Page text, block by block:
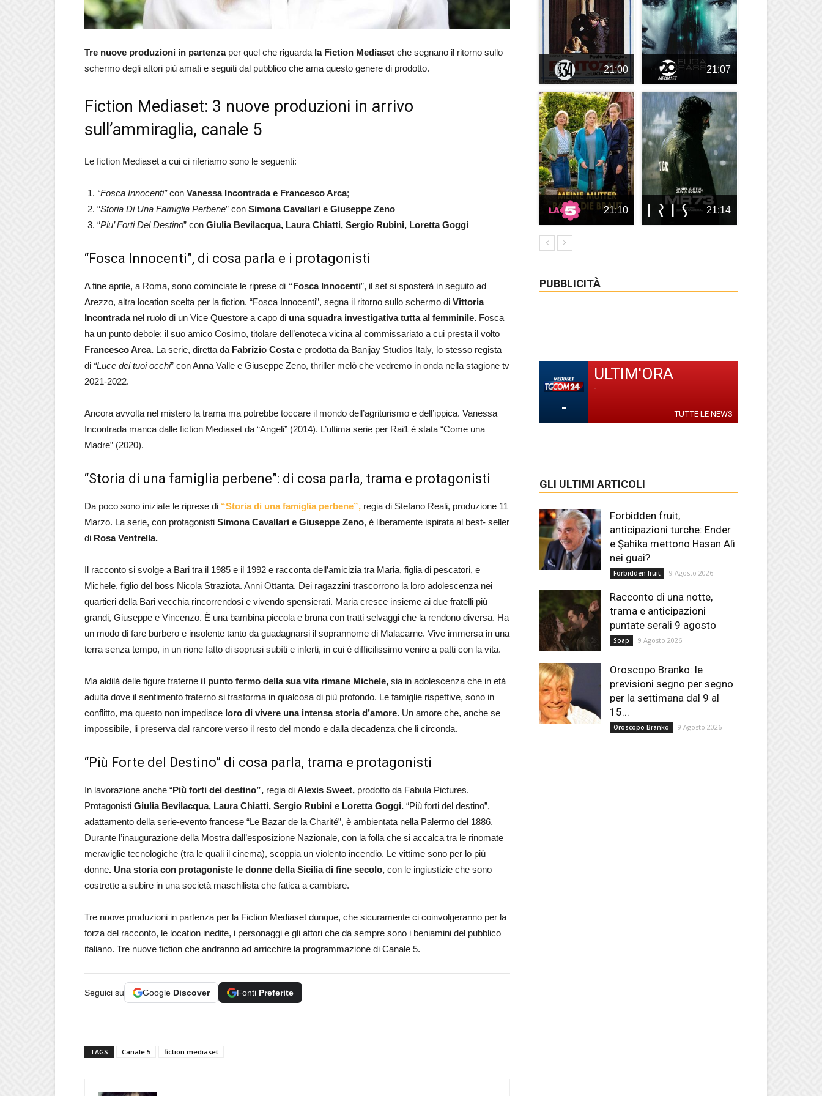
Tre nuove produzioni in partenzaper quel che riguarda la Fiction Mediaset che segnano il ritorno sullo
schermo degli attori più amati e seguiti dal pubblico che ama questo genere di prodotto.
Fiction Mediaset: 3 nuove produzioni in arrivo
sull’ammiraglia, canale 5
Le fiction Mediaset a cui ci riferiamo sono le seguenti:
“Fosca Innocenti”con Vanessa Incontrada e Francesco Arca;
“Storia Di Una Famiglia Perbene” con Simona Cavallari e Giuseppe Zeno
“Piu’ Forti Del Destino” con Giulia Bevilacqua, Laura Chiatti, Sergio Rubini, Loretta Goggi
“Fosca Innocenti”, di cosa parla e i protagonisti
A fine aprile, a Roma, sono cominciate le riprese di “Fosca Innocenti”, il set si sposterà in seguito ad
Arezzo, altra location scelta per la fiction. “Fosca Innocenti”, segna il ritorno sullo schermo di Vittoria
Incontradanel ruolo di un Vice Questore a capo di una squadra investigativa tutta al femminile. Fosca
ha un punto debole: il suo amico Cosimo, titolare dell’enoteca vicina al commissariato a cui presta il volto
Francesco Arca. La serie, diretta da Fabrizio Costae prodotta da Banijay Studios Italy, lo stesso regista
di “Luce dei tuoi occhi” con Anna Valle e Giuseppe Zeno, thriller melò che vedremo in onda nella stagione tv
2021-2022.
Ancora avvolta nel mistero la trama ma potrebbe toccare il mondo dell’agriturismo e dell’ippica. Vanessa
Incontrada manca dalle fiction Mediaset da “Angeli” (2014). L’ultima serie per Rai1 è stata “Come una
Madre” (2020).
“Storia di una famiglia perbene”: di cosa parla, trama e protagonisti
Da poco sono iniziate le riprese di “Storia di una famiglia perbene”, regia di Stefano Reali, produzione 11
Marzo. La serie, con protagonisti Simona Cavallari e Giuseppe Zeno, è liberamente ispirata al best- seller
di Rosa Ventrella.
Il racconto si svolge a Bari tra il 1985 e il 1992 e racconta dell’amicizia tra Maria, figlia di pescatori, e
Michele, figlio del boss Nicola Straziota. Anni Ottanta. Dei ragazzini trascorrono la loro adolescenza nei
quartieri della Bari vecchia rincorrendosi e vivendo spensierati. Maria cresce insieme ai due fratelli più
grandi, Giuseppe e Vincenzo. È una bambina piccola e bruna con tratti selvaggi che la rendono diversa. Ha
un modo di fare burbero e insolente tanto da guadagnarsi il soprannome di Malacarne. Vive immersa in una
terra senza tempo, in un rione fatto di soprusi subìti e inferti, in cui è difficilissimo venire a patti con la vita.
Ma aldilà delle figure fraterne il punto fermo della sua vita rimane Michele, sia in adolescenza che in età
adulta dove il sentimento fraterno si trasforma in qualcosa di più profondo. Le famiglie rispettive, sono in
conflitto, ma questo non impedisce loro di vivere una intensa storia d’amore. Un amore che, anche se
impossibile, li preserva dal rancore verso il resto del mondo e dalla decadenza che li circonda.
“Più Forte del Destino” di cosa parla, trama e protagonisti
In lavorazione anche “Più forti del destino”, regia di Alexis Sweet, prodotto da Fabula Pictures.
Protagonisti Giulia Bevilacqua, Laura Chiatti, Sergio Rubini e Loretta Goggi. “Più forti del destino”,
adattamento della serie-evento francese “Le Bazar de la Charité”, è ambientata nella Palermo del 1886.
Durante l’inaugurazione della Mostra dall’esposizione Nazionale, con la folla che si accalca tra le rinomate
meraviglie tecnologiche (tra le quali il cinema), scoppia un violento incendio. Le vittime sono per lo più
donne. Una storia con protagoniste le donne della Sicilia di fine secolo, con le ingiustizie che sono
costrette a subire in una società maschilista che fatica a cambiare.
Tre nuove produzioni in partenza per la Fiction Mediaset dunque, che sicuramente ci coinvolgeranno per la
forza del racconto, le location inedite, i personaggi e gli attori che da sempre sono i beniamini del pubblico
italiano. Tre nuove fiction che andranno ad arricchire la programmazione di Canale 5.
Seguici su Google Discover Fonti Preferite
TAGS Canale 5 fiction mediaset
21:00 21:07
21:10 21:14
PUBBLICITÀ
-
ULTIM'ORA
-
TUTTE LE NEWS
GLI ULTIMI ARTICOLI
Forbidden fruit,
anticipazioni turche: Ender
e Şahika mettono Hasan Alì
nei guai?
Forbidden fruit 9 Agosto 2026
Racconto di una notte,
trama e anticipazioni
puntate serali 9 agosto
Soap 9 Agosto 2026
Oroscopo Branko: le
previsioni segno per segno
per la settimana dal 9 al
15...
Oroscopo Branko 9 Agosto 2026